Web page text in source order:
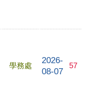
學務處
2026-
08-07
57